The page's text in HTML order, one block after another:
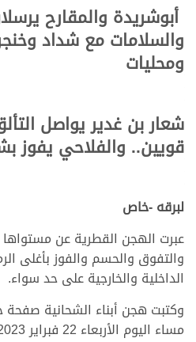
أبوشريدة والمقارح
والسلامات مع شداد
ومحليات
شعار بن غدير يواصل
قويين.. والفلاحي يفوز
لبرقه -خاص
عبرت الهجن القطرية عن
والتفوق والحسم والفوز بأغلى
الداخلية والخارجية على حد سواء.
وكتبت هجن أبناء الشحانية صفحة